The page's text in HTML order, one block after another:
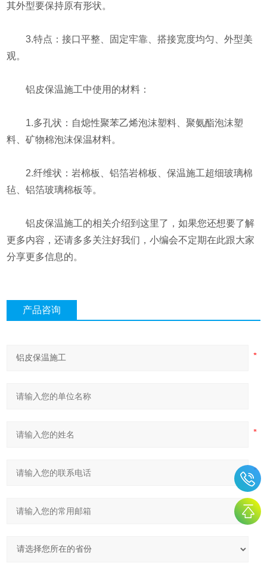
其外型要保持原有形状。
3.特点：接口平整、固定牢靠、搭接宽度均匀、外型美
观。
铝皮保温施工中使用的材料：
1.多孔状：自熄性聚苯乙烯泡沫塑料、聚氨酯泡沫塑
料、矿物棉泡沫保温材料。
2.纤维状：岩棉板、铝箔岩棉板、保温施工超细玻璃棉
毡、铝箔玻璃棉板等。
铝皮保温施工的相关介绍到这里了，如果您还想要了解
更多内容，还请多多关注好我们，小编会不定期在此跟大家
分享更多信息的。
产品咨询